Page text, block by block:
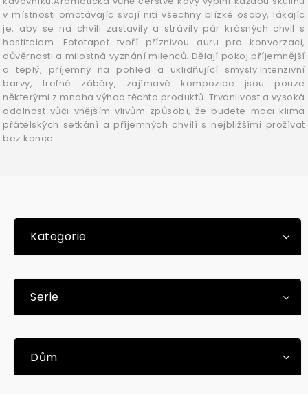
v místnosti omotávajíc svojí nití všechny blízké osoby, lákajíc
je, aby se na chvíli zastavily a strávily pár krásných chvil s
hostitelem. Fototapet tvoří příznivou auru pro konverzaci,
důvěrnosti a milostná vyznání milenců. Dělají pokoj příjemnější
a teplý, příjemný na pohled a uklidňující smysly.Intenzivní
barvy, trefné záběry, zajímavé kompozice jsou pouze
některými z mnoha výhod těchto produktů. Trvanlivost a vysoká
odolnost vůči vnějším vlivům způsobí, že budete moci klima
přátelských setkání a příjemných chvílí s nejbližšími prožívat
bez konce.
Kategorie
Serie
Dům